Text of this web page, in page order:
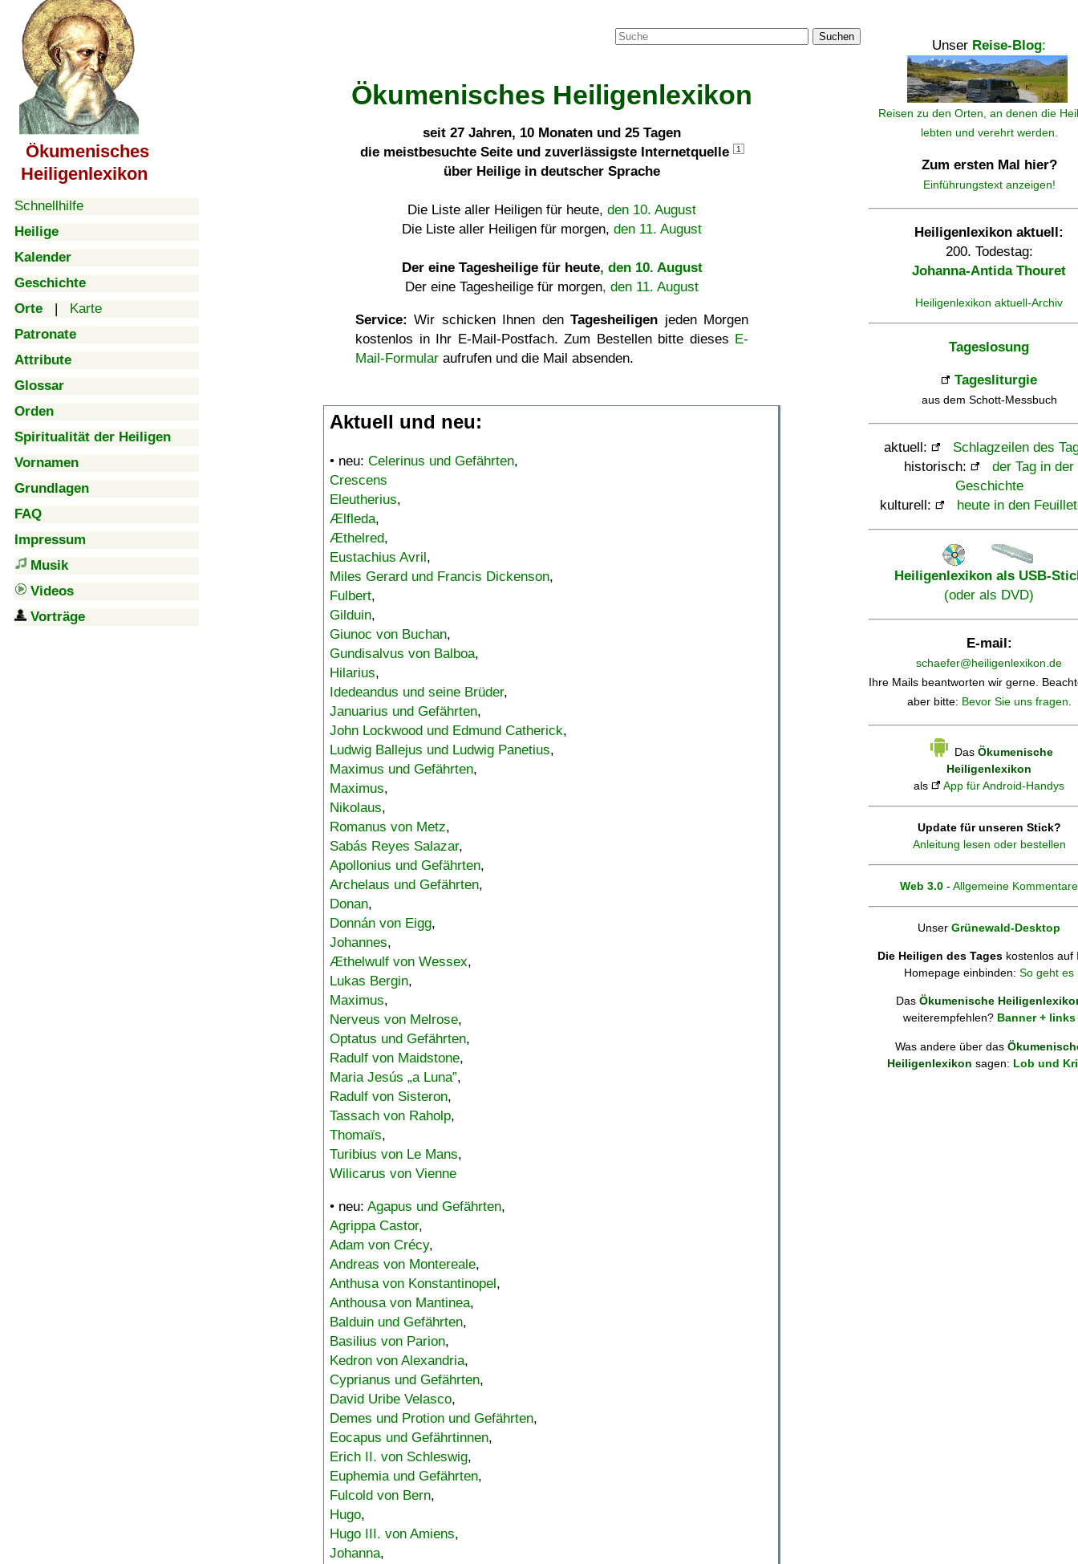
Ökumenisches
Heiligenlexikon
Schnellhilfe
Heilige
Kalender
Geschichte
Orte | Karte
Patronate
Attribute
Glossar
Orden
Spiritualität der Heiligen
Vornamen
Grundlagen
FAQ
Impressum
Musik
Videos
Vorträge
Suchen
Ökumenisches Heiligenlexikon
seit 27 Jahren, 10 Monaten und 25 Tagen
die meistbesuchte Seite und zuverlässigste Internetquelle
1
über Heilige in deutscher Sprache
Die Liste aller Heiligen für heute, den 10. August
Die Liste aller Heiligen für morgen, den 11. August
Der eine Tagesheilige für heute, den 10. August
Der eine Tagesheilige für morgen, den 11. August
Service: Wir schicken Ihnen denTagesheiligen jeden Morgen
kostenlos in Ihr E-Mail-Postfach. Zum Bestellen bitte dieses E-
Mail-Formular aufrufen und die Mail absenden.
Aktuell und neu:
• neu: Celerinus und Gefährten,
Crescens
Eleutherius,
Ælfleda,
Æthelred,
Eustachius Avril,
Miles Gerard und Francis Dickenson,
Fulbert,
Gilduin,
Giunoc von Buchan,
Gundisalvus von Balboa,
Hilarius,
Idedeandus und seine Brüder,
Januarius und Gefährten,
John Lockwood und Edmund Catherick,
Ludwig Ballejus und Ludwig Panetius,
Maximus und Gefährten,
Maximus,
Nikolaus,
Romanus von Metz,
Sabás Reyes Salazar,
Apollonius und Gefährten,
Archelaus und Gefährten,
Donan,
Donnán von Eigg,
Johannes,
Æthelwulf von Wessex,
Lukas Bergin,
Maximus,
Nerveus von Melrose,
Optatus und Gefährten,
Radulf von Maidstone,
Maria Jesús „a Luna”,
Radulf von Sisteron,
Tassach von Raholp,
Thomaïs,
Turibius von Le Mans,
Wilicarus von Vienne
• neu: Agapus und Gefährten,
Agrippa Castor,
Adam von Crécy,
Andreas von Montereale,
Anthusa von Konstantinopel,
Anthousa von Mantinea,
Balduin und Gefährten,
Basilius von Parion,
Kedron von Alexandria,
Cyprianus und Gefährten,
David Uribe Velasco,
Demes und Protion und Gefährten,
Eocapus und Gefährtinnen,
Erich II. von Schleswig,
Euphemia und Gefährten,
Fulcold von Bern,
Hugo,
Hugo III. von Amiens,
Johanna,
Unser Reise-Blog:
Reisen zu den Orten, an denen die
lebten und verehrt werden.
Zum ersten Mal hier?
Einführungstext anzeigen!
Heiligenlexikon aktuell:
200. Todestag:
Johanna-Antida Thouret
Heiligenlexikon aktuell-Archiv
Tageslosung
Tagesliturgie
aus dem Schott-Messbuch
aktuell:
Schlagzeilen des
historisch:
der Tag in der
Geschichte
kulturell:
heute in den
Heiligenlexikon als USB-
(oder als DVD)
E-mail:
schaefer@heiligenlexikon.de
Ihre Mails beantworten wir gerne.
aber bitte: Bevor Sie uns fragen.
Das Ökumenische
Heiligenlexikon
als
App für Android-Handys
Update für unseren Stick?
Anleitung lesen oder bestellen
Web 3.0 - Allgemeine Kommentare
Unser Grünewald-Desktop
Die Heiligen des Tages kostenlos auf
Homepage einbinden: So geht es
Das Ökumenische
weiterempfehlen? Banner + links
Was andere über das
Heiligenlexikon sagen: Lob und